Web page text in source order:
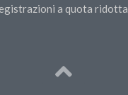
a quota ridotta